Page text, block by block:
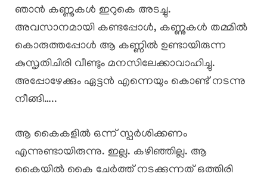
ഞാൻ കണ്ണുകൾ ഇറുകെ അടച്ചു.
അവസാനമായി കണ്ടപ്പോൾ, കണ്ണുകൾ തമ്മിൽ
കൊരുത്തപ്പോൾ ആ കണ്ണിൽ ഉണ്ടായിരുന്ന
കുസൃതിചിരി വീണ്ടും മനസിലേക്കാവാഹിച്ചു.
അപ്പോഴേക്കും ഏട്ടൻ എന്നെയും കൊണ്ട് നടന്നു
നീങ്ങി…..
ആ കൈകളിൽ ഒന്ന് സ്പർശിക്കണം
എന്നുണ്ടായിരുന്നു. ഇല്ല. കഴിഞ്ഞില്ല. ആ
കൈയിൽ കൈ ചേർത്ത് നടക്കുന്നത് ഒത്തിരി